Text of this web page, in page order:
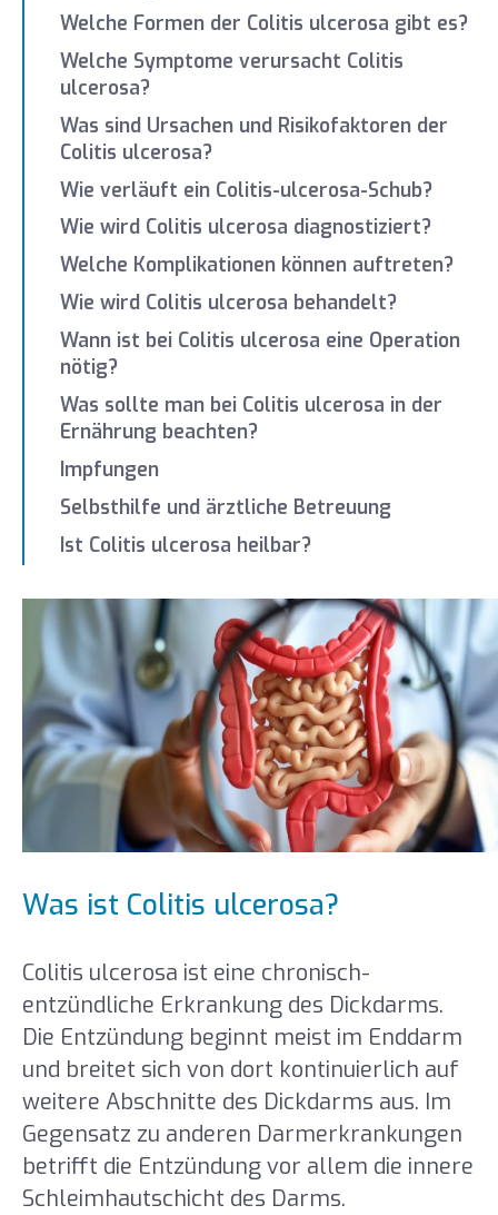
Welche Formen der Colitis ulcerosa gibt es?
Welche Symptome verursacht Colitis
ulcerosa?
Was sind Ursachen und Risikofaktoren der
Colitis ulcerosa?
Wie verläuft ein Colitis-ulcerosa-Schub?
Wie wird Colitis ulcerosa diagnostiziert?
Welche Komplikationen können auftreten?
Wie wird Colitis ulcerosa behandelt?
Wann ist bei Colitis ulcerosa eine Operation
nötig?
Was sollte man bei Colitis ulcerosa in der
Ernährung beachten?
Impfungen
Selbsthilfe und ärztliche Betreuung
Ist Colitis ulcerosa heilbar?
Was ist Colitis ulcerosa?
Colitis ulcerosa ist eine chronisch-
entzündliche Erkrankung des Dickdarms.
Die Entzündung beginnt meist im Enddarm
und breitet sich von dort kontinuierlich auf
weitere Abschnitte des Dickdarms aus. Im
Gegensatz zu anderen Darmerkrankungen
betrifft die Entzündung vor allem die innere
Schleimhautschicht des Darms.